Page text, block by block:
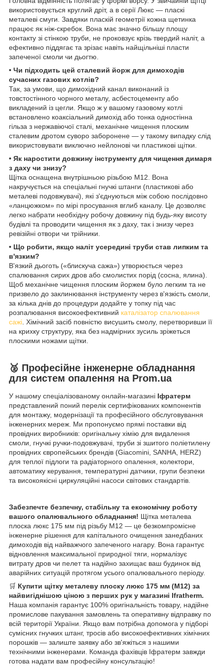
використовується круглий дріт, а в серії Люкс — пласкі
металеві смуги. Завдяки пласкій геометрії кожна щетинка
працює як ніж-скребок. Вона має значно більшу площу
контакту зі стінкою труби, не проковзує крізь твердий наліт, а
ефективно піддягає та зрізає навіть найщільніші пласти
запеченої смоли чи дьогтю.
• Чи підходить цей сталевий йорж для димоходів
сучасних газових котлів?
Так, за умови, що димохідний канал виконаний із
товстостінного чорного металу, асбестоцементу або
викладений із цегли. Якщо ж у вашому газовому котлі
встановлено коаксіальний димохід або тонка одностінна
гільза з нержавіючої сталі, механічне чищення плоским
сталевим дротом суворо заборонене — у такому випадку слід
використовувати виключно нейлонові чи пластикові щітки.
• Як наростити довжину інструменту для чищення димаря
з даху чи знизу?
Щітка оснащена внутрішньою різьбою М12. Вона
накручується на спеціальні гнучкі штанги (пластикові або
металеві подовжувачі), які з'єднуються між собою послідовно
«ланцюжком» по мірі просування вглиб каналу. Це дозволяє
легко набрати необхідну робочу довжину під будь-яку висоту
будівлі та проводити чищення як з даху, так і знизу через
ревізійні отвори чи трійники.
• Що робити, якщо наліт усередині труби став липким та
в'язким?
В'язкий дьоготь («блискуча сажа») утворюється через
спалювання сирих дров або смолистих порід (сосна, ялина).
Щоб механічне чищення плоским йоржем було легким та не
призвело до заклинювання інструменту через в'язкість смоли,
за кілька днів до процедури додайте у топку під час
розпалювання високоефективний каталізатор спалювання
сажі. Хімічний засіб повністю висушить смолу, перетворивши її
на крихку структуру, яка без надмірних зусиль зріжеться
плоскими ножами щітки.
🥈 Професійне інженерне обладнання
для систем опалення на Prom.ua
У нашому спеціалізованому онлайн-магазині Іфратерм
представлений поний перелік сертифікованих компонентів
для монтажу, модернізації та професійного обслуговування
інженерних мереж. Ми пропонуємо прямі поставки від
провідних виробників: оригінальну хімію для видалення
смоли, гнучкі ручки-подовжувачі, труби зі зшитого поліетилену
провідних європейських брендів (Giacomini, SANHA, HERZ)
для теплої підлоги та радіаторного опалення, колектори,
автоматику керування, температурні датчики, групи безпеки
та високоякісні циркуляційні насоси світових стандартів.
Забезпечте безпечну, стабільну та економічну роботу
вашого опалювального обладнання! Щітка металева
плоска люкс 175 мм під різьбу М12 — це безкомпромісне
інженерне рішення для капітального очищення занедбаних
димоходів від найважчого запеченого нагару. Вона гарантує
відновлення максимальної природної тяги, нормалізує
витрату дров чи пелет та надійно захищає ваш будинок від
аварійних ситуацій протягом усього опалювального періоду.
🛒 Купити щітку металеву плоску люкс 175 мм (М12) за
найвигіднішою ціною з перших рук у магазині Ifratherm.
Наша компанія гарантує 100% оригінальність товару, надійне
промислове пакування замовлень та оперативну відправку по
всій території України. Якщо вам потрібна допомога у підборі
сумісних гнучких штанг, тросів або високоефективних хімічних
порошків — залиште заявку або зв'яжіться з нашими
технічними інженерами. Команда фахівців Іфратерм завжди
готова надати вам професійну консультацію!